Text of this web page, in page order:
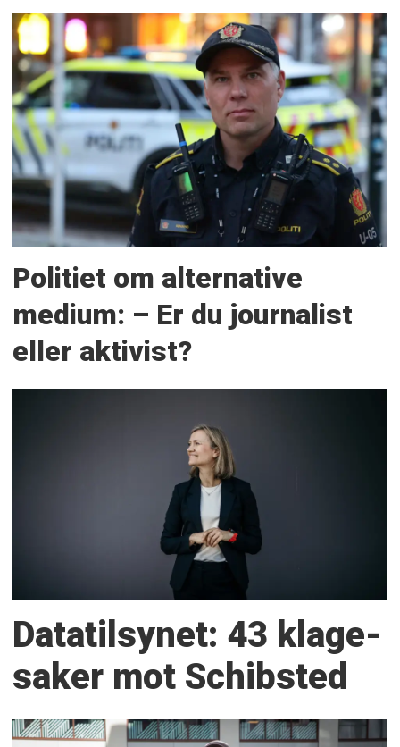
Politiet om alternative
medium: – Er du journalist
eller aktivist?
Datatilsynet: 43 klage­
saker mot Schibsted